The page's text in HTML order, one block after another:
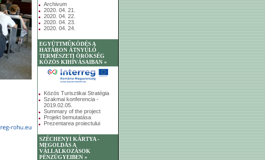
Archivum
2020. 04. 21.
2020. 04. 22.
2020. 04. 23.
2020. 04. 24.
EGYÜTTMŰKÖDÉS A
HATÁRON ÁTNYÚLÓ
TERMÉSZETI ÖRÖKSÉG
KÖZÖS KIHÍVÁSAIBAN »
Közös Turisztikai Stratégia
Szakmai konferencia -
2019.02.05.
Summary of the project
Projekt bemutatása
Prezentarea proiectului
SZÉCHENYI KÁRTYA -
MEGOLDÁS A
VÁLLALKOZÁSOK
PÉNZÜGYEIBEN »